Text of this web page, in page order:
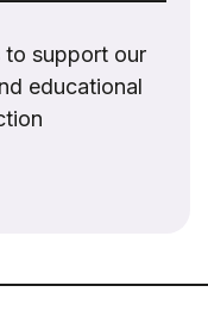
to support our
educational